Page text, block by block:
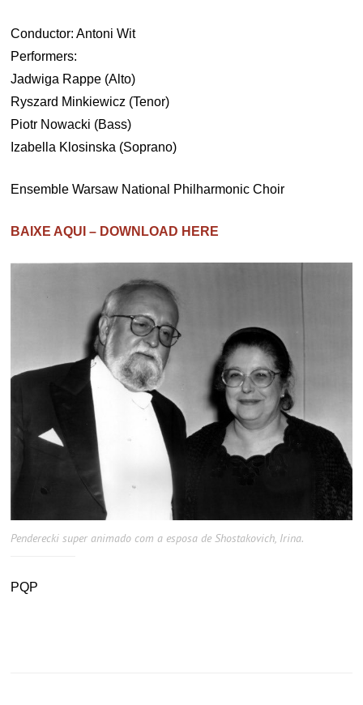
Conductor: Antoni Wit
Performers:
Jadwiga Rappe (Alto)
Ryszard Minkiewicz (Tenor)
Piotr Nowacki (Bass)
Izabella Klosinska (Soprano)
Ensemble Warsaw National Philharmonic Choir
BAIXE AQUI – DOWNLOAD HERE
Penderecki super animado com a esposa de Shostakovich, Irina.
PQP